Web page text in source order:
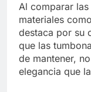
Al comparar
materiales
destaca por su
que las
de mantener,
elegancia que